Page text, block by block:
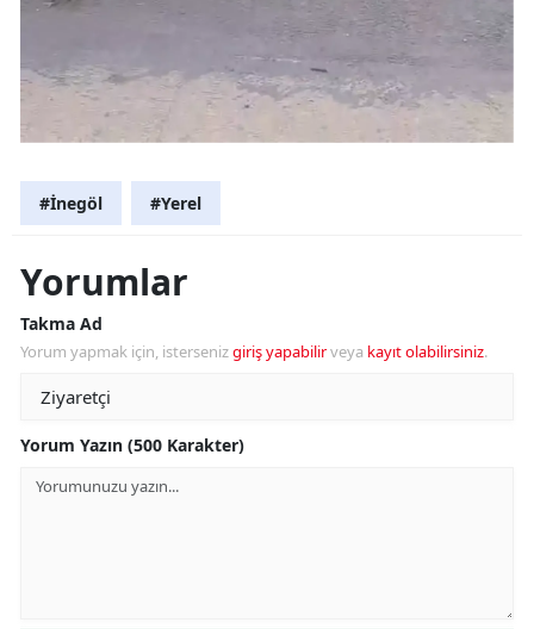
#İnegöl #Yerel
Yorumlar
Takma Ad
Yorum yapmak için, istersenizgiriş yapabilirveya kayıt olabilirsiniz.
Yorum Yazın (500 Karakter)